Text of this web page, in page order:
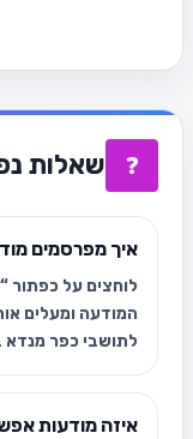
❓ שאלות
איך מפרסמים
לוחצים על כפתור
המודעה ומעלים
לתושבי כפר מנדא
איזה מודעות